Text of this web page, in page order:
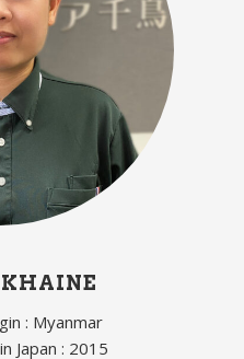
: Myanmar
Japan : 2015